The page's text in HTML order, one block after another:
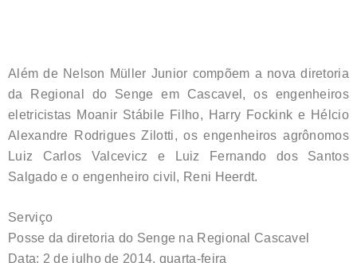
Além de Nelson Müller Junior compõem a nova diretoria
da Regional do Senge em Cascavel, os engenheiros
eletricistas Moanir Stábile Filho, Harry Fockink e Hélcio
Alexandre Rodrigues Zilotti, os engenheiros agrônomos
Luiz Carlos Valcevicz e Luiz Fernando dos Santos
Salgado e o engenheiro civil, Reni Heerdt.
Serviço
Posse da diretoria do Senge na Regional Cascavel
Data: 2 de julho de 2014, quarta-feira